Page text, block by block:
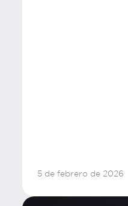
5 de febrero de 2026